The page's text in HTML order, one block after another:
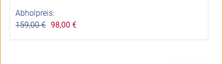
Abholpreis:
159,00 € 98,00 €